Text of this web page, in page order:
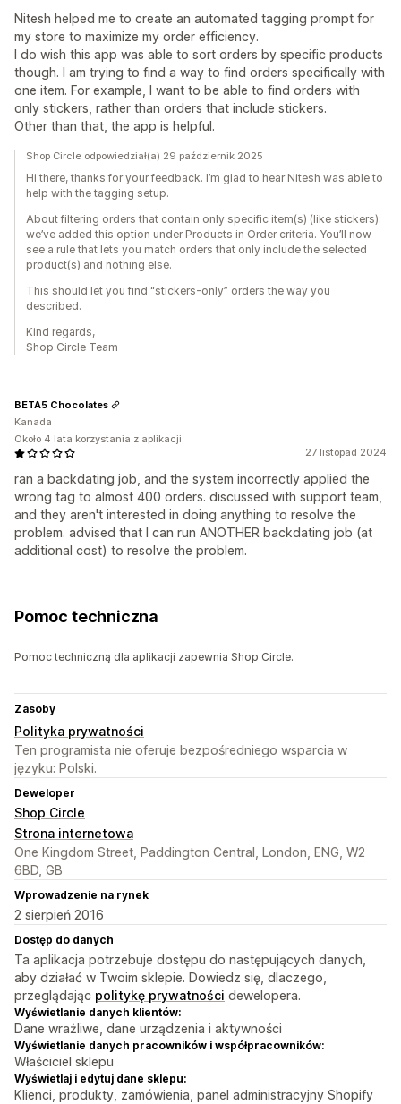
Nitesh helped me to create an automated tagging prompt for
my store to maximize my order efficiency.
I do wish this app was able to sort orders by specific products
though. I am trying to find a way to find orders specifically with
one item. For example, I want to be able to find orders with
only stickers, rather than orders that include stickers.
Other than that, the app is helpful.
Shop Circle odpowiedział(a) 29 październik 2025
Hi there, thanks for your feedback. I’m glad to hear Nitesh was able to
help with the tagging setup.
About filtering orders that contain only specific item(s) (like stickers):
we’ve added this option under Products in Order criteria. You’ll now
see a rule that lets you match orders that only include the selected
product(s) and nothing else.
This should let you find “stickers-only” orders the way you
described.
Kind regards,
Shop Circle Team
27 listopad 2024
ran a backdating job, and the system incorrectly applied the
wrong tag to almost 400 orders. discussed with support team,
and they aren't interested in doing anything to resolve the
problem. advised that I can run ANOTHER backdating job (at
additional cost) to resolve the problem.
BETA5 Chocolates
Kanada
Około 4 lata korzystania z aplikacji
Pomoc techniczna
Pomoc techniczną dla aplikacji zapewnia Shop Circle.
Zasoby
Polityka prywatności
Ten programista nie oferuje bezpośredniego wsparcia w
języku: Polski.
Deweloper
Shop Circle
Strona internetowa
One Kingdom Street, Paddington Central, London, ENG, W2
6BD, GB
Wprowadzenie na rynek
2 sierpień 2016
Dostęp do danych
Ta aplikacja potrzebuje dostępu do następujących danych,
aby działać w Twoim sklepie. Dowiedz się, dlaczego,
przeglądając politykę prywatności dewelopera.
Wyświetlanie danych klientów:
Dane wrażliwe, dane urządzenia i aktywności
Wyświetlanie danych pracowników i współpracowników:
Właściciel sklepu
Wyświetlaj i edytuj dane sklepu:
Klienci, produkty, zamówienia, panel administracyjny Shopify